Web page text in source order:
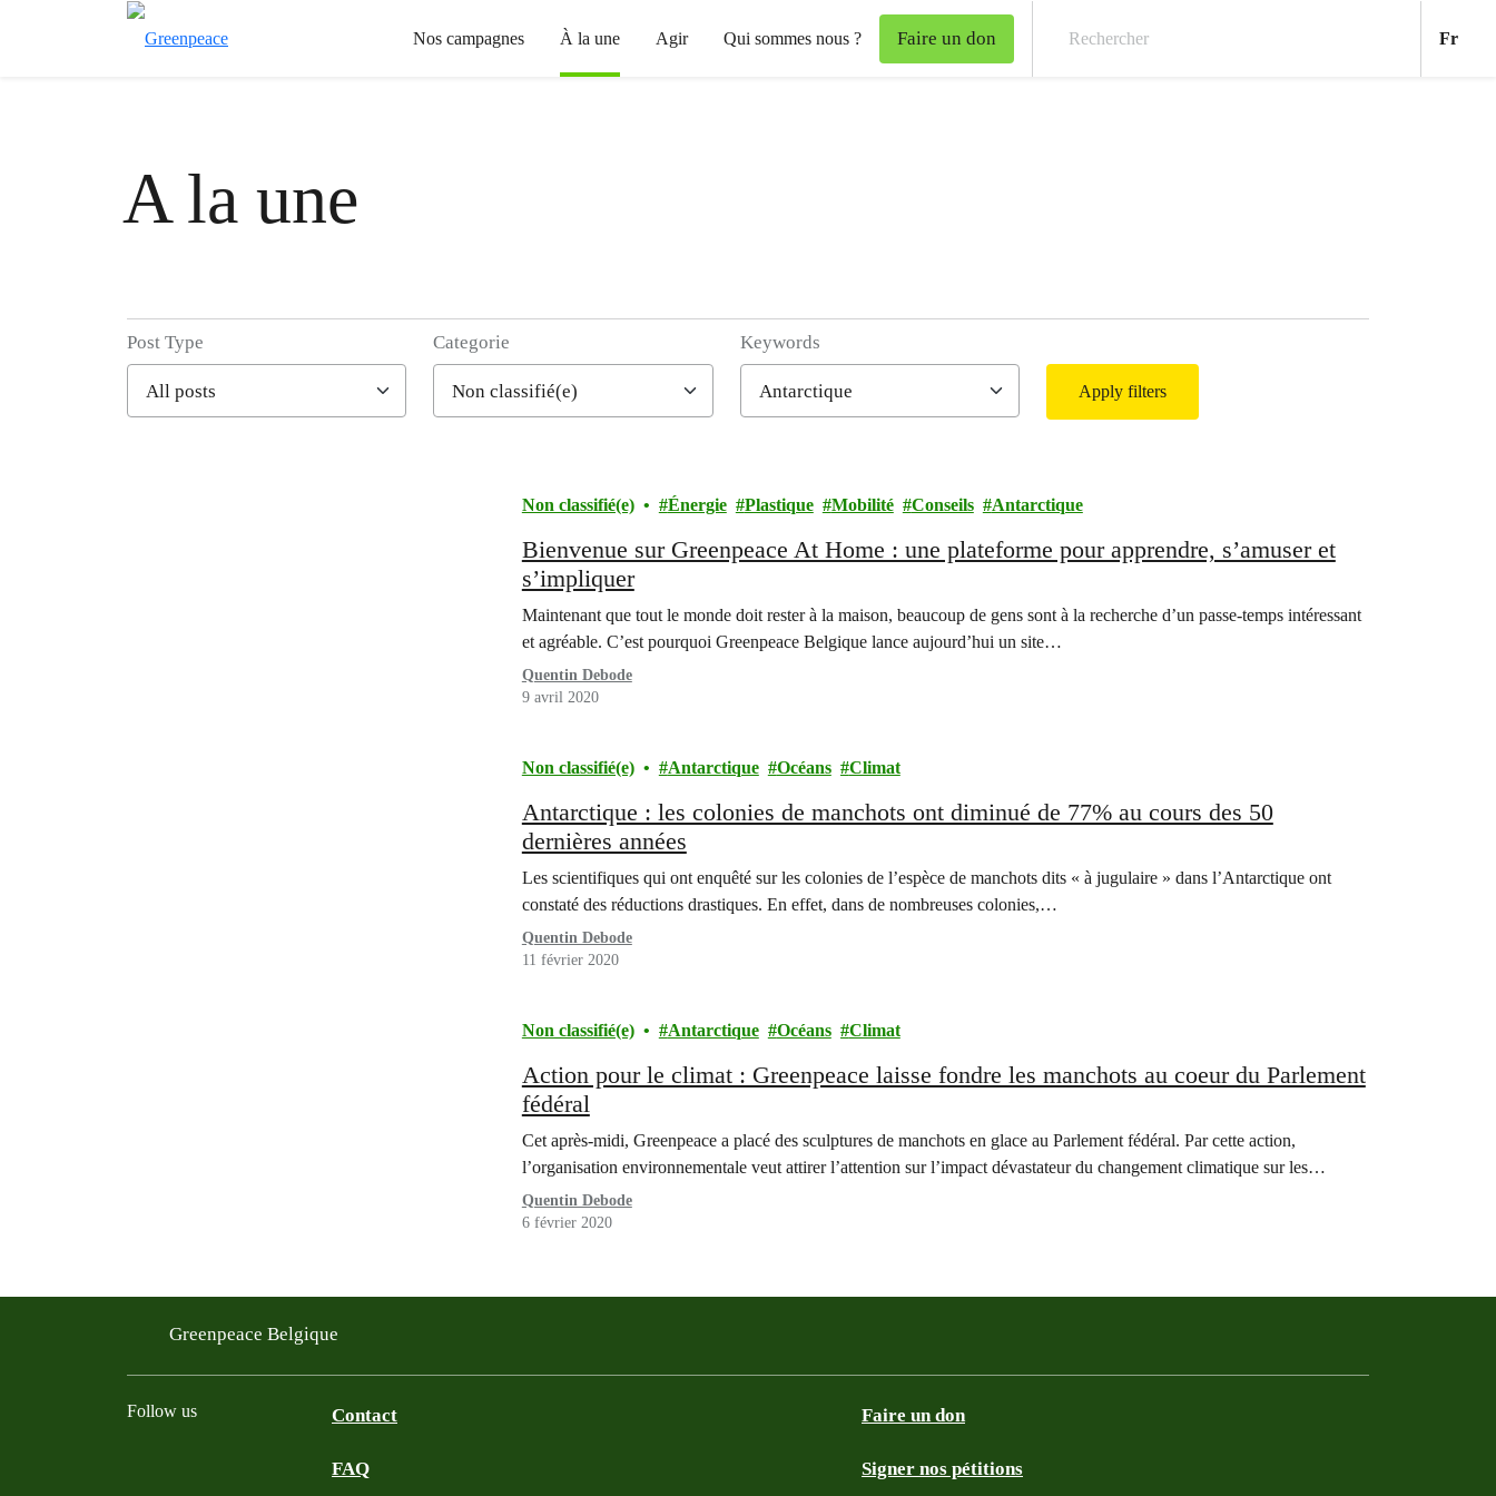
Nos campagnes À la une Agir Qui sommes nous ? Faire un don Fr
A la une
Filter posts
Post Type Categorie Keywords
Apply filters
Non classifié(e) Énergie Plastique Mobilité Conseils Antarctique
Bienvenue sur Greenpeace At Home : une plateforme pour apprendre, s’amuser et
s’impliquer
Maintenant que tout le monde doit rester à la maison, beaucoup de gens sont à la recherche d’un passe-temps intéressant
et agréable. C’est pourquoi Greenpeace Belgique lance aujourd’hui un site…
Quentin Debode
9 avril 2020
Non classifié(e) Antarctique Océans Climat
Antarctique : les colonies de manchots ont diminué de 77% au cours des 50
dernières années
Les scientifiques qui ont enquêté sur les colonies de l’espèce de manchots dits « à jugulaire » dans l’Antarctique ont
constaté des réductions drastiques. En effet, dans de nombreuses colonies,…
Quentin Debode
11 février 2020
Non classifié(e) Antarctique Océans Climat
Action pour le climat : Greenpeace laisse fondre les manchots au coeur du Parlement
fédéral
Cet après-midi, Greenpeace a placé des sculptures de manchots en glace au Parlement fédéral. Par cette action,
l’organisation environnementale veut attirer l’attention sur l’impact dévastateur du changement climatique sur les…
Quentin Debode
6 février 2020
Greenpeace Belgique
Follow us Contact
FAQ
Faire un don
Signer nos pétitions